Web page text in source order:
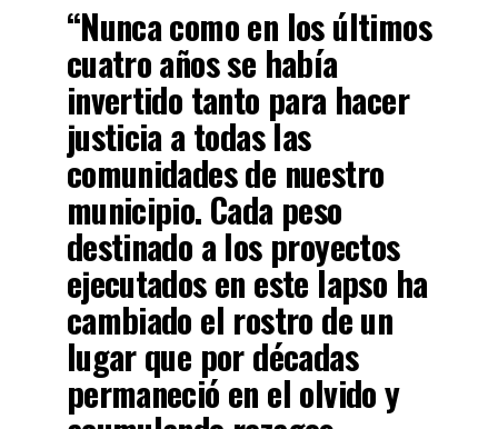
“Nunca como en los últimos
cuatro años se había
invertido tanto para hacer
justicia a todas las
comunidades de nuestro
municipio. Cada peso
destinado a los proyectos
ejecutados en este lapso ha
cambiado el rostro de un
lugar que por décadas
permaneció en el olvido y